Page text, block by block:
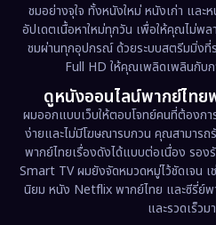
ชมอย่างจุใจ ทั้งหนังใหม่ หนังเก่า แล
อัปเดตเนื้อหาใหม่ทุกวัน เพื่อให้คุณไม่พ
ชมผ่านทุกอุปกรณ์ ด้วยระบบสตรีมมิ่งที่
Full HD ให้คุณเพลิดเพลินกับ
ดูหนังออนไลน์พากย์ไทย
ผมออกแบบเว็บให้ตอบโจทย์คนที่ต้องกา
ง่ายและไม่มีโฆษณารบกวน คุณสามารถ
พากย์ไทยเรื่องดังได้แบบต่อเนื่อง รอ
Smart TV ผมยังจัดหมวดหมู่ไว้ชัดเจน
นิยม หนัง Netflix พากย์ไทย และซีรี่ย์พ
และรวดเร็วม